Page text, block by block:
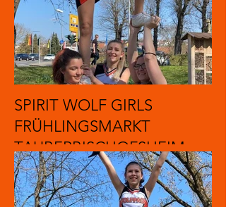
SPIRIT WOLF GIRLS
FRÜHLINGSMARKT
TAUBERBISCHOFSHEIM
2022